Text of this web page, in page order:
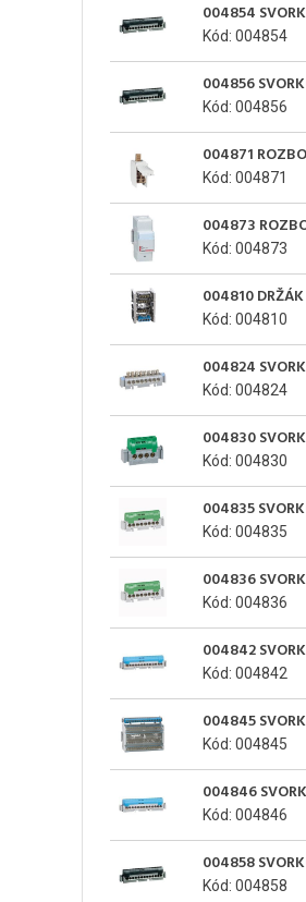
004854
Kód: 004854
004856
Kód: 004856
004871
Kód: 004871
004873
Kód: 004873
004810
Kód: 004810
004824
Kód: 004824
004830
Kód: 004830
004835
Kód: 004835
004836
Kód: 004836
004842
Kód: 004842
004845
Kód: 004845
004846
Kód: 004846
004858
Kód: 004858